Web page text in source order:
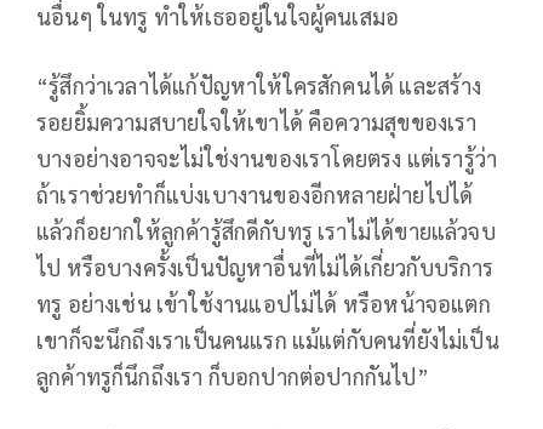
นอื่นๆ ในทรู ทำให้เธออยู่ในใจผู้คนเสมอ
“รู้สึกว่าเวลาได้แก้ปัญหาให้ใครสักคนได้ และสร้าง
รอยยิ้มความสบายใจให้เขาได้ คือความสุขของเรา
บางอย่างอาจจะไม่ใช่งานของเราโดยตรง แต่เรารู้ว่า
ถ้าเราช่วยทำก็แบ่งเบางานของอีกหลายฝ่ายไปได้
แล้วก็อยากให้ลูกค้ารู้สึกดีกับทรู เราไม่ได้ขายแล้วจบ
ไป หรือบางครั้งเป็นปัญหาอื่นที่ไม่ได้เกี่ยวกับบริการ
ทรู อย่างเช่น เข้าใช้งานแอปไม่ได้ หรือหน้าจอแตก
เขาก็จะนึกถึงเราเป็นคนแรก แม้แต่กับคนที่ยังไม่เป็น
ลูกค้าทรูก็นึกถึงเรา ก็บอกปากต่อปากกันไป”